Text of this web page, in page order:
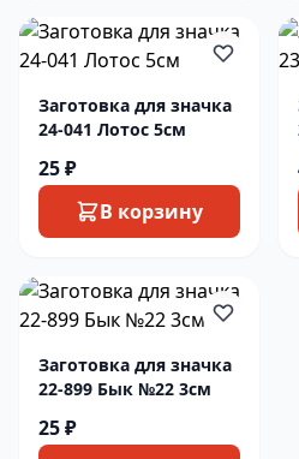
Заготовка для значка
24-041 Лотос 5см
25 ₽
В корзину
Заготовка для значка
22-899 Бык №22 3см
25 ₽